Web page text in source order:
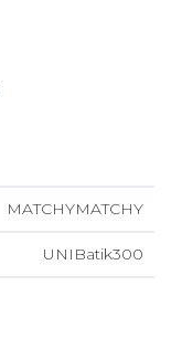
MATCHYMATCHY
UNIBatik300